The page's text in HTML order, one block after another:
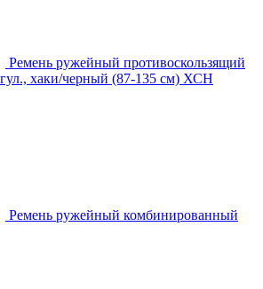
Ремень ружейный противоскользящий
хаки/черный (87-135 см) ХСН
Ремень ружейный комбинированный